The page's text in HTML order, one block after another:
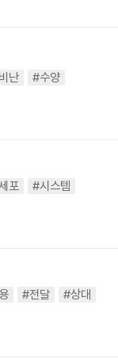
난
#수양
포
#시스템
#전달
#상대